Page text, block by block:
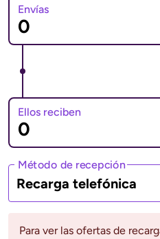
Envías
Ellos reciben
Método de recepción
Recarga telefónica
Para ver las ofertas de